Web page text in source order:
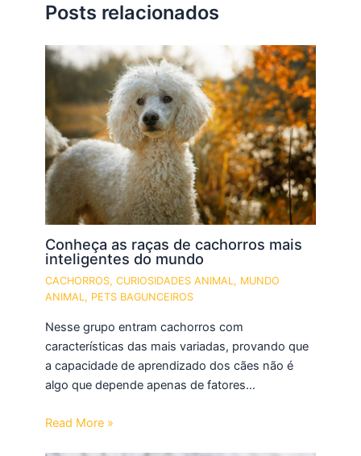
Posts relacionados
Conheça as raças de cachorros mais
inteligentes do mundo
CACHORROS,CURIOSIDADES ANIMAL, MUNDO
ANIMAL, PETS BAGUNCEIROS
Nesse grupo entram cachorros com
características das mais variadas, provando que
a capacidade de aprendizado dos cães não é
algo que depende apenas de fatores…
Read More »